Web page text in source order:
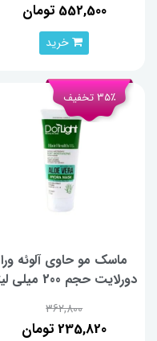
552,500 تومان
خرید
ماسک مو حاوی آلوئه ورا
دورلایت حجم 200 میلی لیتر
362,800
235,820 تومان
35٪ تخفیف